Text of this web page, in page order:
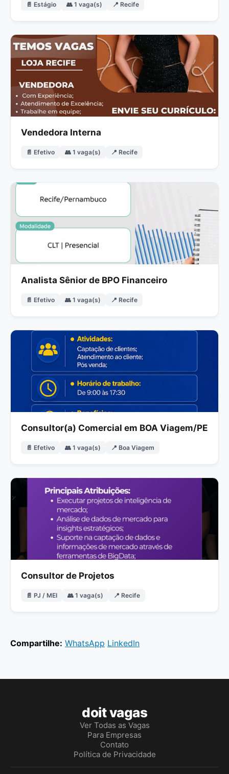
📄 Estágio 👥 1 vaga(s) 📍 Recife
Vendedora Interna
📄 Efetivo 👥 1 vaga(s) 📍 Recife
Analista Sênior de BPO Financeiro
📄 Efetivo 👥 1 vaga(s) 📍 Recife
Consultor(a) Comercial em BOA Viagem/PE
📄 Efetivo 👥 1 vaga(s) 📍 Boa Viagem
Consultor de Projetos
📄 PJ / MEI 👥 1 vaga(s) 📍 Recife
Compartilhe: WhatsApp LinkedIn
doit vagas
Ver Todas as Vagas
Para Empresas
Contato
Política de Privacidade